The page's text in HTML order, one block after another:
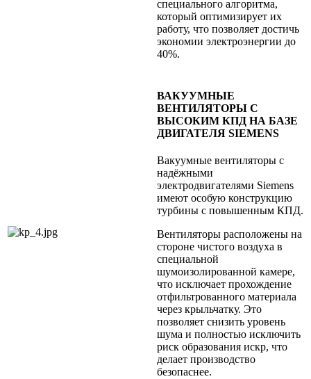
специального алгоритма,
который оптимизирует их
работу, что позволяет достичь
экономии электроэнергии до
40%.
ВАКУУМНЫЕ
ВЕНТИЛЯТОРЫ С
ВЫСОКИМ КПД НА БАЗЕ
ДВИГАТЕЛЯ SIEMENS
Вакуумные вентиляторы c
надёжными
электродвигателями Siemens
имеют особую конструкцию
турбины с повышенным КПД.
Вентиляторы расположены на
стороне чистого воздуха в
специальной
шумоизолированной камере,
что исключает прохождение
отфильтрованного материала
через крыльчатку. Это
позволяет снизить уровень
шума и полностью исключить
риск образования искр, что
делает производство
безопаснее.